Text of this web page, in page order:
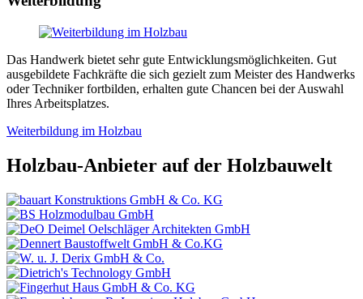
Das Handwerk bietet sehr gute Entwicklungsmöglichkeiten. Gut
ausgebildete Fachkräfte die sich gezielt zum Meister des Handwerks
oder Techniker fortbilden, erhalten gute Chancen bei der Auswahl
Ihres Arbeitsplatzes.
Weiterbildung im Holzbau
Holzbau-Anbieter auf der Holzbauwelt